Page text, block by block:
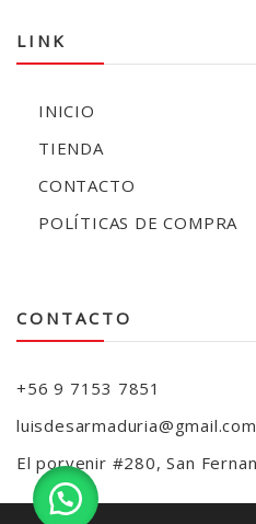
LINK
INICIO
TIENDA
CONTACTO
POLÍTICAS DE COMPRA
CONTACTO
+56 9 7153 7851
luisdesarmaduria@gmail.com
El porvenir #280, San